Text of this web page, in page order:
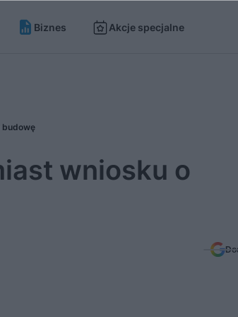
Biznes Akcje specjalne
budowę
wniosku o